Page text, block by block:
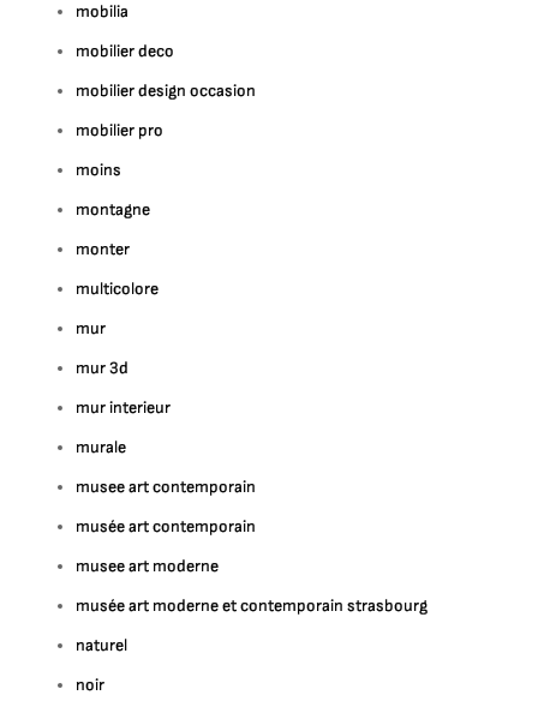
mobilia
mobilier deco
mobilier design occasion
mobilier pro
moins
montagne
monter
multicolore
mur
mur 3d
mur interieur
murale
musee art contemporain
musée art contemporain
musee art moderne
musée art moderne et contemporain strasbourg
naturel
noir